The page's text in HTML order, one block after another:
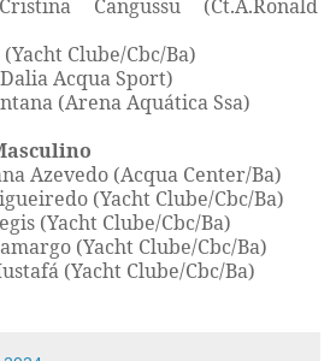
Cangussu (Ct.A.Ronald
Clube/Cbc/Ba)
Acqua Sport)
(Arena Aquática Ssa)
Azevedo (Acqua Center/Ba)
(Yacht Clube/Cbc/Ba)
(Yacht Clube/Cbc/Ba)
(Yacht Clube/Cbc/Ba)
(Yacht Clube/Cbc/Ba)